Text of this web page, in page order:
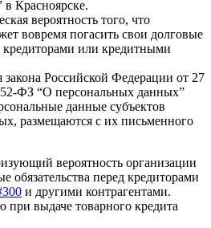
Красноярске.
вероятность того, что
вовремя погасить свои долговые
кредиторами или кредитными
Российской Федерации от 27
ФЗ “О персональных данных”
данные субъектов
размещаются с их письменного
вероятность организации
обязательства перед кредиторами
и другими контрагентами.
при выдаче товарного кредита